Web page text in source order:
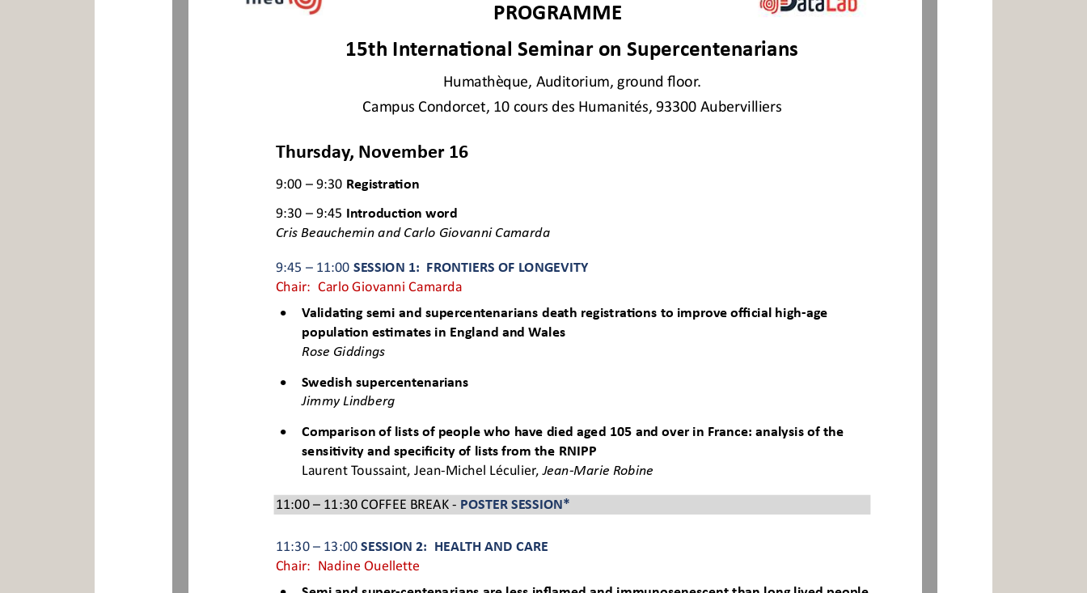
PROGRAMME
15th InternaƟonal Seminar on Supercentenarians
Humathèque, Auditorium, ground floor.
Campus Condorcet, 10 cours des Humanités, 93300 Aubervilliers
Thursday, November 16
9:00 – 9:30 RegistraƟon
9:30 – 9:45 IntroducƟon word
Cris Beauchemin and Carlo Giovanni Camarda
9:45 – 11:00 SESSION 1:  FRONTIERS OF LONGEVITY
Chair:  Carlo Giovanni Camarda

ValidaƟng semi and supercentenarians death registraƟons to improve official high-age
populaƟon esƟmates in England and Wales
Rose Giddings

Swedish supercentenarians
Jimmy Lindberg

Comparison of lists of people who have died aged 105 and over in France: analysis of the
sensiƟvity and specificity of lists from the RNIPP
Laurent Toussaint, Jean-Michel Léculier, Jean-Marie Robine
11:00 – 11:30 COFFEE BREAK - POSTER SESSION*
11:30 – 13:00 SESSION 2:  HEALTH AND CARE
Chair:  Nadine Ouellette
